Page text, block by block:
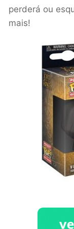
perderá ou
mais!